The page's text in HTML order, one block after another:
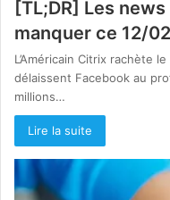
[TL;DR] Les
manquer ce 12/02
L’Américain Citrix rachète
délaissent Facebook au
millions…
Lire la suite